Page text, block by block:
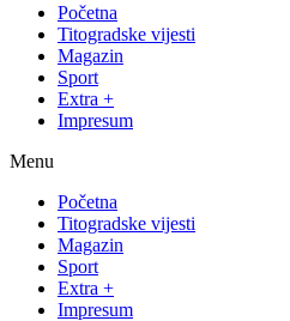
Početna
Titogradske vijesti
Magazin
Sport
Extra +
Impresum
Menu
Početna
Titogradske vijesti
Magazin
Sport
Extra +
Impresum